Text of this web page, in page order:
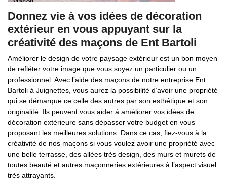
Donnez vie à vos idées de décoration
extérieur en vous appuyant sur la
créativité des maçons de Ent Bartoli
Améliorer le design de votre paysage extérieur est un bon moyen
de refléter votre image que vous soyez un particulier ou un
professionnel. Avec l’aide des maçons de notre entreprise Ent
Bartoli à Juignettes, vous aurez la possibilité d’avoir une propriété
qui se démarque ce celle des autres par son esthétique et son
originalité. Ils peuvent vous aider à améliorer vos idées de
décoration extérieure sans dépasser votre budget en vous
proposant les meilleures solutions. Dans ce cas, fiez-vous à la
créativité de nos maçons si vous voulez avoir une propriété avec
une belle terrasse, des allées très design, des murs et murets de
toutes beauté et autres maçonneries extérieures à l’aspect visuel
très attrayants.